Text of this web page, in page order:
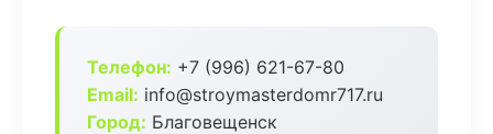
Телефон: +7 (996) 621-67-80
Email: info@stroymasterdomr717.ru
Город: Благовещенск